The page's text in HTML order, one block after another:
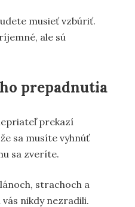
musieť vzbúriť.
ale sú
prepadnutia
prekazí
sa musíte vyhnúť
sa zveríte.
strachoch a
nikdy nezradili.